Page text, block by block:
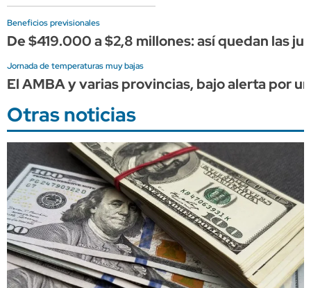
Beneficios previsionales
De $419.000 a $2,8 millones: así quedan las
Jornada de temperaturas muy bajas
El AMBA y varias provincias, bajo alerta por
Otras noticias